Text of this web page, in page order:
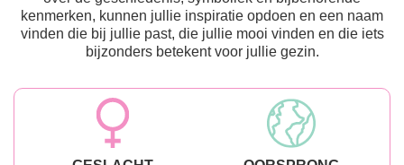
kenmerken, kunnen jullie inspiratie opdoen en een naam
vinden die bij jullie past, die jullie mooi vinden en die iets
bijzonders betekent voor jullie gezin.